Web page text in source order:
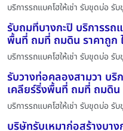
บริการรถแบคโฮให้เช่า รับขุดบ่อ รั
รับถมที่บางกะปิ บริการรถ
พื้นที่ ถมที่ ถมดิน ราคาถูก
บริการรถแบคโฮให้เช่า รับขุดบ่อ รั
รับวางท่อคลองสามวา บริ
เคลียร์ริ่งพื้นที่ ถมที่ ถมดิน
บริการรถแบคโฮให้เช่า รับขุดบ่อ รั
บริษัทรับเหมาก่อสร้างบาง